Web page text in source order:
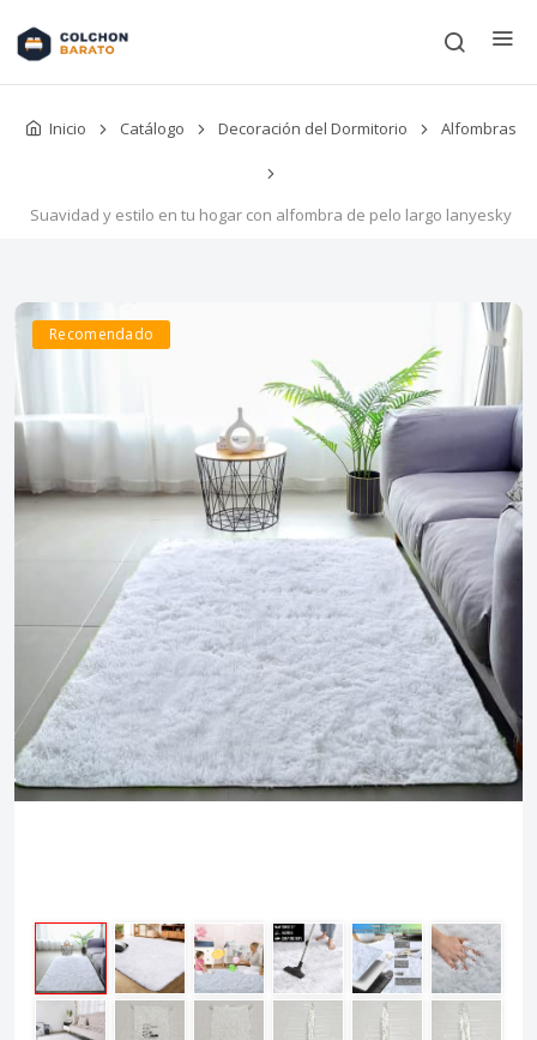
Inicio Catálogo Decoración del Dormitorio Alfombras
Suavidad y estilo en tu hogar con alfombra de pelo largo lanyesky
Recomendado